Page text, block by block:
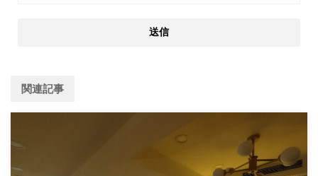
関連記事